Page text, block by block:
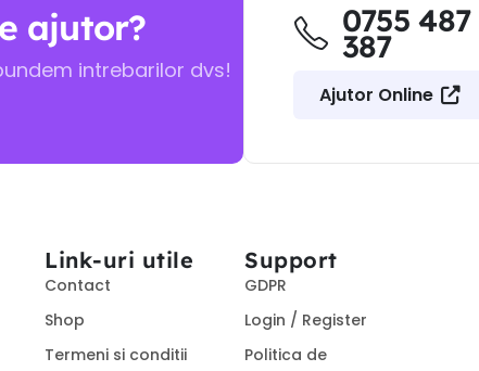
ajutor?
intrebarilor dvs!
0755 487
387
Ajutor Online
Link-uri utile
Contact
Shop
Termeni si conditii
Support
GDPR
Login / Register
Politica de